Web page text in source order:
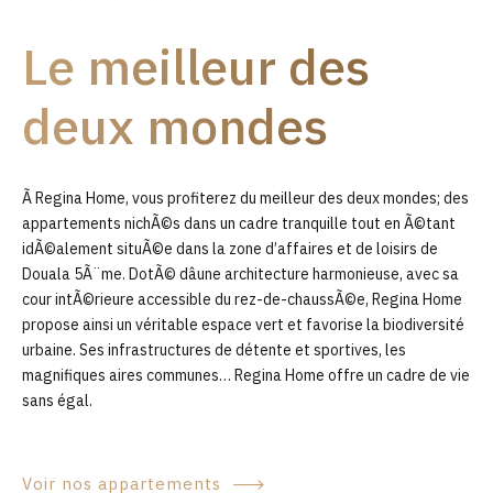
0
Le meilleur des
deux mondes
Ã Regina Home, vous profiterez du meilleur des deux mondes; des
appartements nichÃ©s dans un cadre tranquille tout en Ã©tant
idÃ©alement situÃ©e dans la zone d’affaires et de loisirs de
Douala 5Ã¨me. DotÃ© dâune architecture harmonieuse, avec sa
cour intÃ©rieure accessible du rez-de-chaussÃ©e, Regina Home
propose ainsi un véritable espace vert et favorise la biodiversité
urbaine. Ses infrastructures de détente et sportives, les
magnifiques aires communes… Regina Home offre un cadre de vie
sans égal.
Voir nos appartements